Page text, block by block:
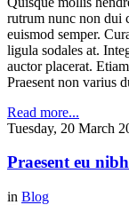
rutrum nunc non dui
euismod semper.
ligula sodales at.
auctor placerat.
Praesent non varius
Read more...
Tuesday, 20 March
Praesent eu
in Blog